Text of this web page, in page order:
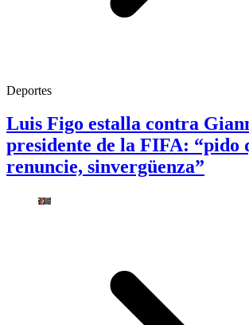
Deportes
Luis Figo estalla contra
presidente de la FIFA: “pido
renuncie, sinvergüenza”